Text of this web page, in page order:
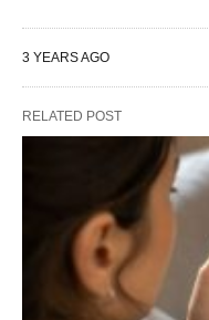
3 YEARS AGO
RELATED POST